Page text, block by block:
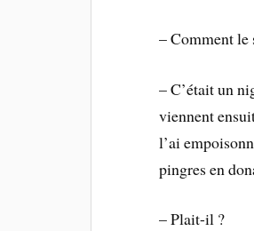
– Comment le
– C’était un
viennent
l’ai
pingres en
– Plait-il ?